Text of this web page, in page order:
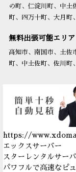
の町、仁淀川町、中土
町、四万十町、大月町
無料出張可能エリア
高知市、南国市、土佐
町、中土佐町、佐川町
https://
エックスサーバー
スターレンタルサー
パワフルで高速なピ